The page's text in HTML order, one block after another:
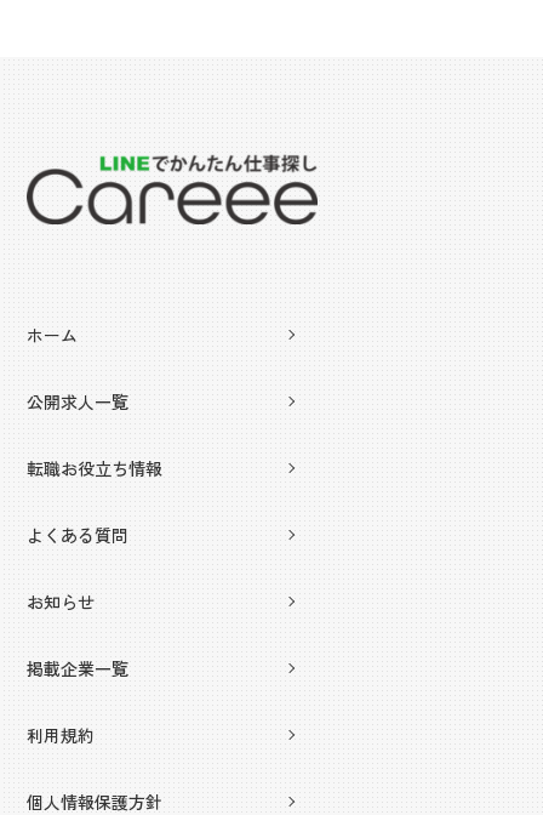
ホーム
公開求人一覧
転職お役立ち情報
よくある質問
お知らせ
掲載企業一覧
利用規約
個人情報保護方針